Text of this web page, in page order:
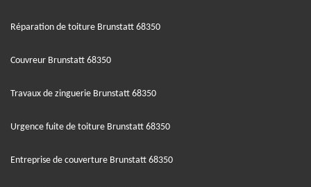
Réparation de toiture Brunstatt 68350
Couvreur Brunstatt 68350
Travaux de zinguerie Brunstatt 68350
Urgence fuite de toiture Brunstatt 68350
Entreprise de couverture Brunstatt 68350